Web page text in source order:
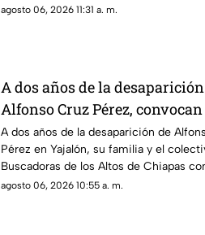
de los 43 normalistas de Ayotzinapa.
agosto 06, 2026 11:31 a. m.
A dos años de la
Alfonso Cruz Pérez,
jornada de búsqueda en
A dos años de la desaparición de
Pérez en Yajalón, su familia y el
Buscadoras de los Altos de Chiapas
nueva jornada de búsqueda.
agosto 06, 2026 10:55 a. m.